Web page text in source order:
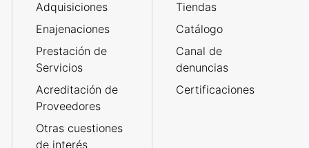
Adquisiciones
Enajenaciones
Prestación de
Servicios
Acreditación de
Proveedores
Otras cuestiones
de interés
Tiendas
Catálogo
Canal de
denuncias
Certificaciones